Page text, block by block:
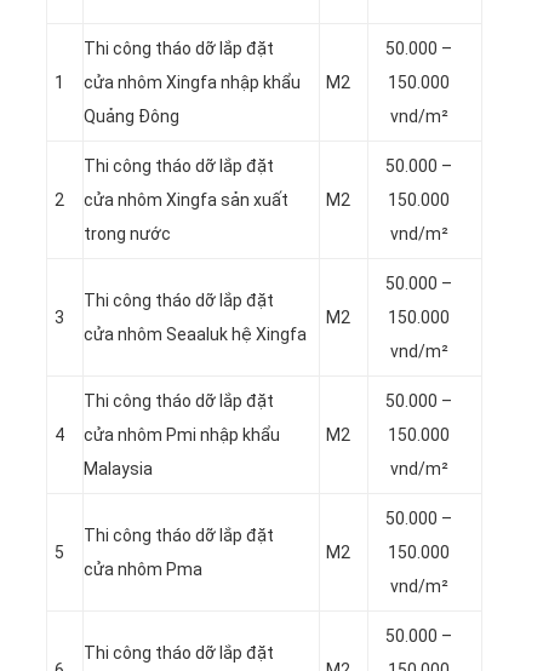
1
Thi công tháo dỡ lắp đặt
cửa nhôm Xingfa nhập khẩu
Quảng Đông
M2
50.000 –
150.000
vnd/m²
2
Thi công tháo dỡ lắp đặt
cửa nhôm Xingfa sản xuất
trong nước
M2
50.000 –
150.000
vnd/m²
3
Thi công tháo dỡ lắp đặt
cửa nhôm Seaaluk hệ Xingfa
M2
50.000 –
150.000
vnd/m²
4
Thi công tháo dỡ lắp đặt
cửa nhôm Pmi nhập khẩu
Malaysia
M2
50.000 –
150.000
vnd/m²
5
Thi công tháo dỡ lắp đặt
cửa nhôm Pma
M2
50.000 –
150.000
vnd/m²
Thi công tháo dỡ lắp đặt
50.000 –